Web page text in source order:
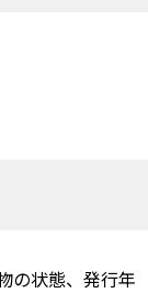
の状態、発行年